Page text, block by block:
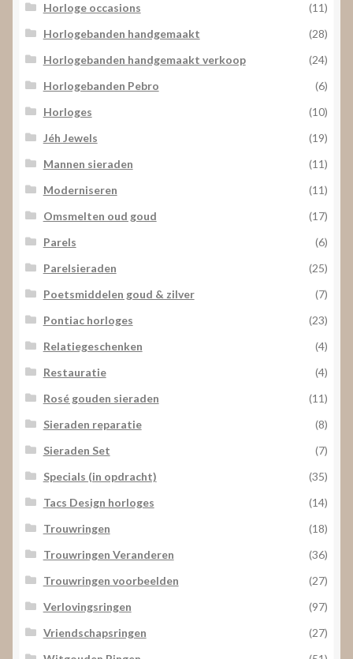
Horloge occasions
(11)
Horlogebanden handgemaakt
(28)
Horlogebanden handgemaakt verkoop
(24)
Horlogebanden Pebro
(6)
Horloges
(10)
Jéh Jewels
(19)
Mannen sieraden
(11)
Moderniseren
(11)
Omsmelten oud goud
(17)
Parels
(6)
Parelsieraden
(25)
Poetsmiddelen goud & zilver
(7)
Pontiac horloges
(23)
Relatiegeschenken
(4)
Restauratie
(4)
Rosé gouden sieraden
(11)
Sieraden reparatie
(8)
Sieraden Set
(7)
Specials (in opdracht)
(35)
Tacs Design horloges
(14)
Trouwringen
(18)
Trouwringen Veranderen
(36)
Trouwringen voorbeelden
(27)
Verlovingsringen
(97)
Vriendschapsringen
(27)